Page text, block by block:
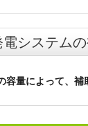
システム
容量によって、補